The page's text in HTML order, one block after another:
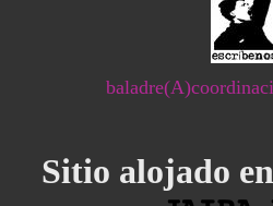
Sitio alojado en